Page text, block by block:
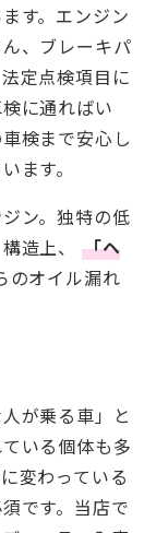
す。エンジン
、ブレーキパ
定点検項目に
に通ればい
検まで安心し
ます。
ン。独特の低
造上、 「ヘ
のオイル漏れ
が乗る車」と
いる個体も多
変わっている
です。当店で